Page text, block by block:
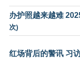
办护照越来越难
次)
红场背后的警讯 习